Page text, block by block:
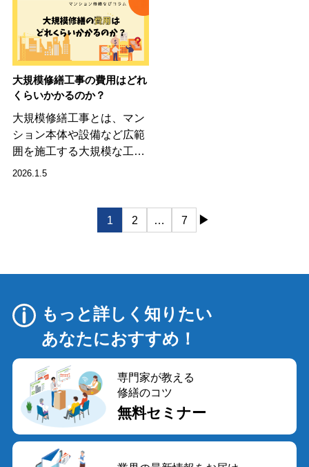
大規模修繕工事の費用はどれ
くらいかかるのか？
大規模修繕工事とは、マン
ション本体や設備など広範
囲を施工する大規模な工…
2026.1.5
ビ
ー
シ
ン
1 2 … 7 ▶
もっと詳しく知りたい
あなたにおすすめ！
専門家が教える
修繕のコツ
無料セミナー